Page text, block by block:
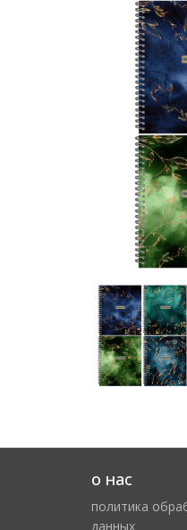
о нас
политика
данных